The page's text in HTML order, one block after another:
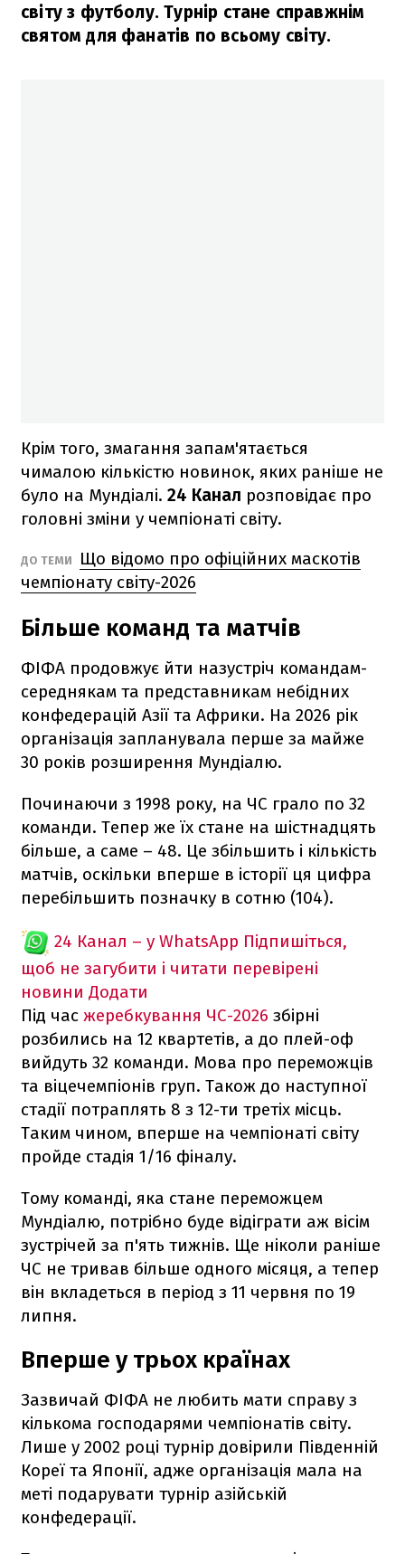
світу з футболу. Турнір стане справжнім
святом для фанатів по всьому світу.
Крім того, змагання запам'ятається
чималою кількістю новинок, яких раніше не
було на Мундіалі. 24 Канал розповідає про
головні зміни у чемпіонаті світу.
ДО ТЕМИ
Що відомо про офіційних маскотів
чемпіонату світу-2026
Більше команд та матчів
ФІФА продовжує йти назустріч командам-
середнякам та представникам небідних
конфедерацій Азії та Африки. На 2026 рік
організація запланувала перше за майже
30 років розширення Мундіалю.
Починаючи з 1998 року, на ЧС грало по 32
команди. Тепер же їх стане на шістнадцять
більше, а саме – 48. Це збільшить і кількість
матчів, оскільки вперше в історії ця цифра
перебільшить позначку в сотню (104).
24 Канал – у WhatsApp Підпишіться,
щоб не загубити і читати перевірені
новини Додати
Під час жеребкування ЧС-2026 збірні
розбились на 12 квартетів, а до плей-оф
вийдуть 32 команди. Мова про переможців
та віцечемпіонів груп. Також до наступної
стадії потраплять 8 з 12-ти третіх місць.
Таким чином, вперше на чемпіонаті світу
пройде стадія 1/16 фіналу.
Тому команді, яка стане переможцем
Мундіалю, потрібно буде відіграти аж вісім
зустрічей за п'ять тижнів. Ще ніколи раніше
ЧС не тривав більше одного місяця, а тепер
він вкладеться в період з 11 червня по 19
липня.
Вперше у трьох країнах
Зазвичай ФІФА не любить мати справу з
кількома господарями чемпіонатів світу.
Лише у 2002 році турнір довірили Південній
Кореї та Японії, адже організація мала на
меті подарувати турнір азійській
конфедерації.